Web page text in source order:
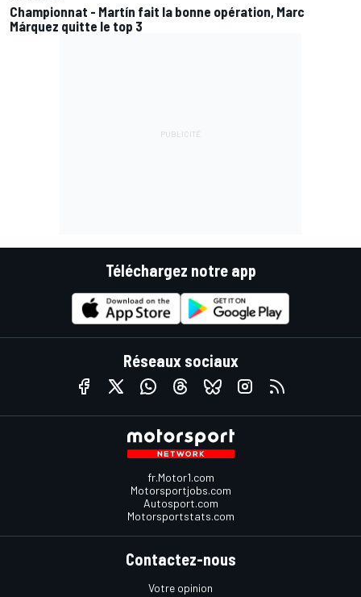
Championnat - Martín fait la bonne opération, Marc
Márquez quitte le top 3
Téléchargez notre app
Réseaux sociaux
fr.Motor1.com
Motorsportjobs.com
Autosport.com
Motorsportstats.com
Contactez-nous
Votre opinion